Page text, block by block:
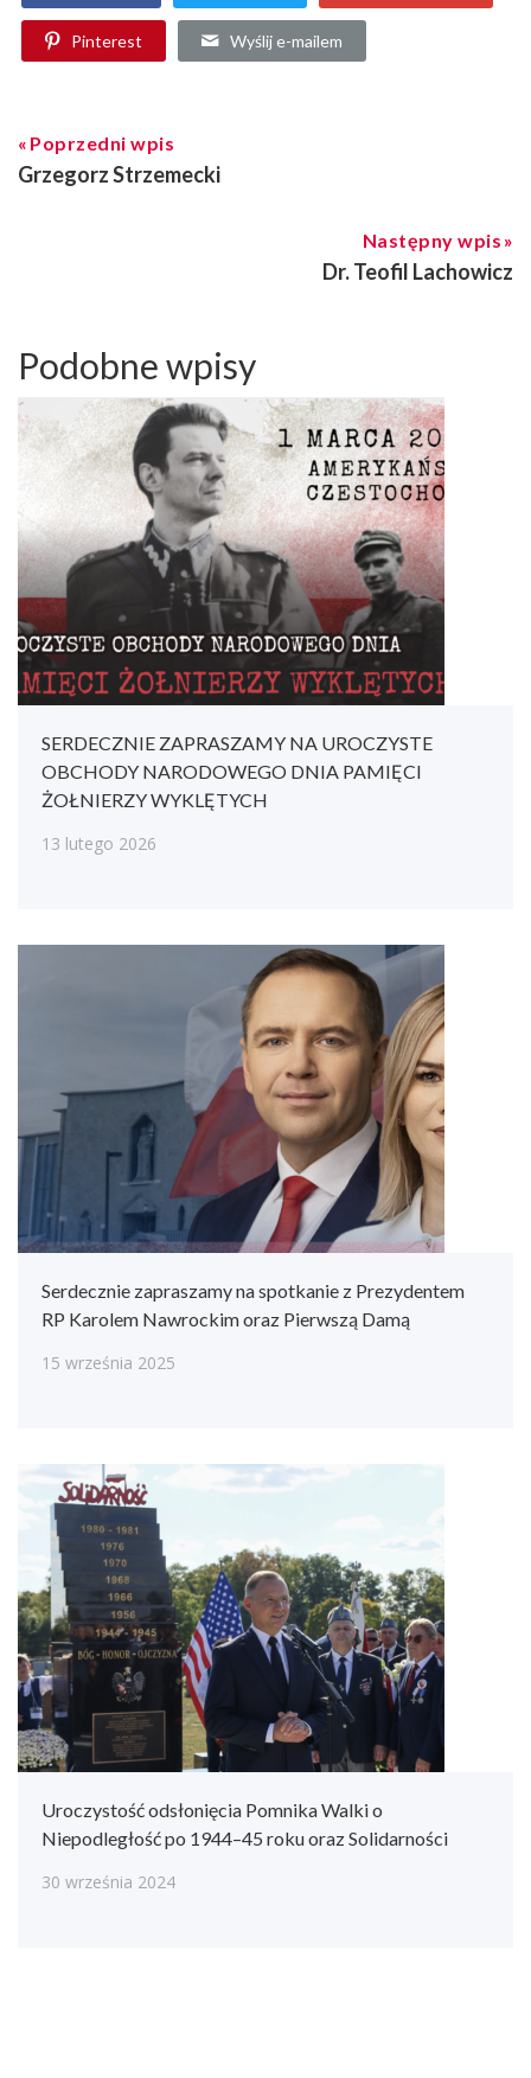
Pinterest Wyślij e-mailem
Poprzedni wpis
Grzegorz Strzemecki
Następny wpis
Dr. Teofil Lachowicz
Podobne wpisy
SERDECZNIE ZAPRASZAMY NA UROCZYSTE
OBCHODY NARODOWEGO DNIA PAMIĘCI
ŻOŁNIERZY WYKLĘTYCH
13 lutego 2026
Serdecznie zapraszamy na spotkanie z Prezydentem
RP Karolem Nawrockim oraz Pierwszą Damą
15 września 2025
Uroczystość odsłonięcia Pomnika Walki o
Niepodległość po 1944–45 roku oraz Solidarności
30 września 2024